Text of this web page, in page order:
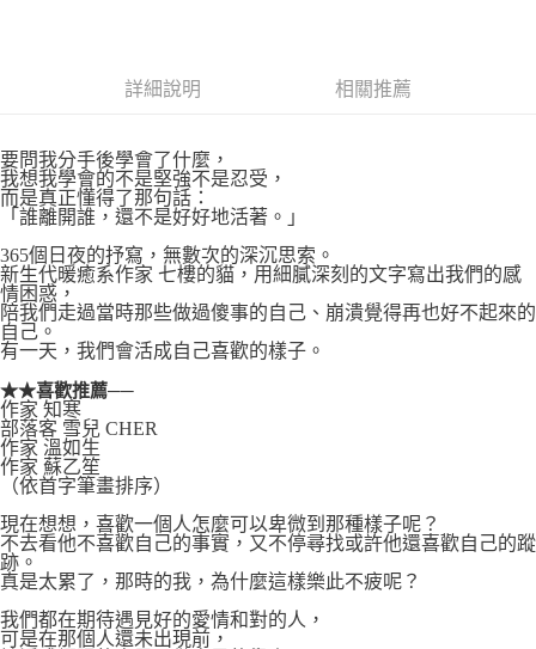
詳細說明 相關推薦
要問我分手後學會了什麼，
我想我學會的不是堅強不是忍受，
而是真正懂得了那句話：
「誰離開誰，還不是好好地活著。」
365個日夜的抒寫，無數次的深沉思索。
新生代暖癒系作家 七樓的貓，用細膩深刻的文字寫出我們的感
情困惑，
陪我們走過當時那些做過傻事的自己、崩潰覺得再也好不起來的
自己。
有一天，我們會活成自己喜歡的樣子。
★★喜歡推薦──
作家 知寒
部落客 雪兒 CHER
作家 溫如生
作家 蘇乙笙
（依首字筆畫排序）
現在想想，喜歡一個人怎麼可以卑微到那種樣子呢？
不去看他不喜歡自己的事實，又不停尋找或許他還喜歡自己的蹤
跡。
真是太累了，那時的我，為什麼這樣樂此不疲呢？
我們都在期待遇見好的愛情和對的人，
可是在那個人還未出現前，